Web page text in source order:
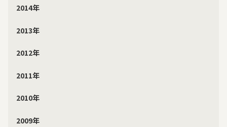
2014年
2013年
2012年
2011年
2010年
2009年